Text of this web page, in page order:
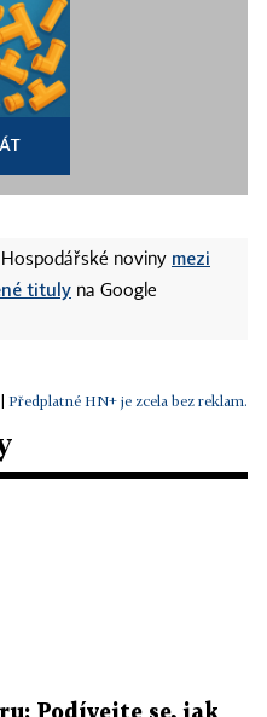
noviny mezi
tituly na Google
Předplatné HN+ je zcela bez reklam.
Podívejte se, jak